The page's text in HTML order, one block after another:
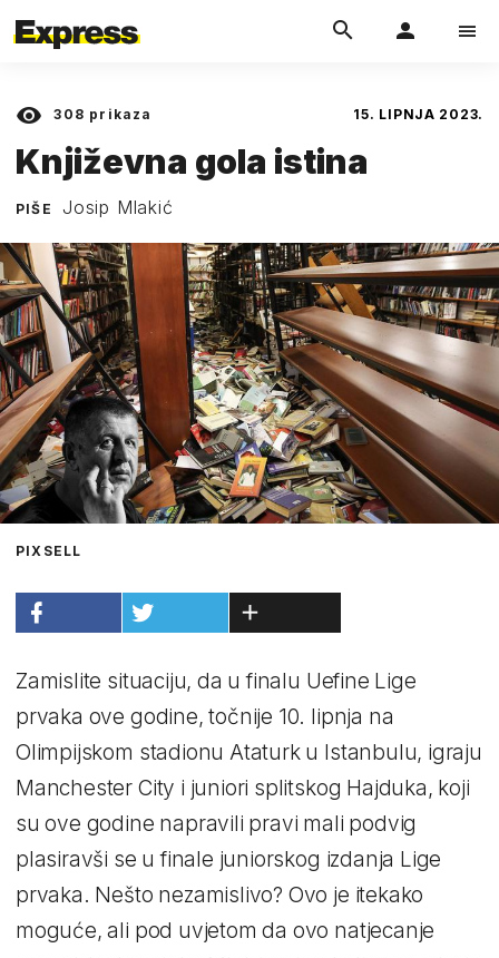
308 prikaza 15. LIPNJA 2023.
Književna gola istina
PIŠE Josip Mlakić
PIXSELL
Zamislite situaciju, da u finalu Uefine Lige
prvaka ove godine, točnije 10. lipnja na
Olimpijskom stadionu Ataturk u Istanbulu, igraju
Manchester City i juniori splitskog Hajduka, koji
su ove godine napravili pravi mali podvig
plasiravši se u finale juniorskog izdanja Lige
prvaka. Nešto nezamislivo? Ovo je itekako
moguće, ali pod uvjetom da ovo natjecanje